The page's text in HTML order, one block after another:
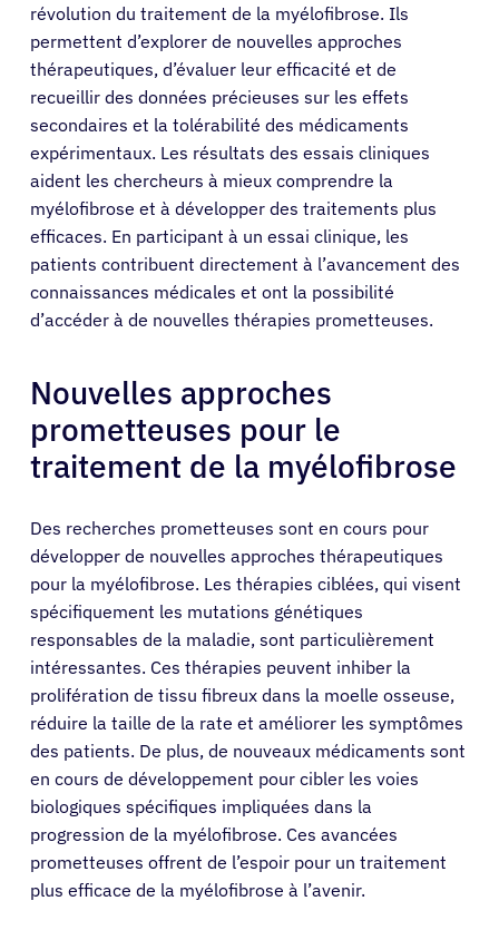
révolution du traitement de la myélofibrose. Ils
permettent d’explorer de nouvelles approches
thérapeutiques, d’évaluer leur efficacité et de
recueillir des données précieuses sur les effets
secondaires et la tolérabilité des médicaments
expérimentaux. Les résultats des essais cliniques
aident les chercheurs à mieux comprendre la
myélofibrose et à développer des traitements plus
efficaces. En participant à un essai clinique, les
patients contribuent directement à l’avancement des
connaissances médicales et ont la possibilité
d’accéder à de nouvelles thérapies prometteuses.
Nouvelles approches
prometteuses pour le
traitement de la myélofibrose
Des recherches prometteuses sont en cours pour
développer de nouvelles approches thérapeutiques
pour la myélofibrose. Les thérapies ciblées, qui visent
spécifiquement les mutations génétiques
responsables de la maladie, sont particulièrement
intéressantes. Ces thérapies peuvent inhiber la
prolifération de tissu fibreux dans la moelle osseuse,
réduire la taille de la rate et améliorer les symptômes
des patients. De plus, de nouveaux médicaments sont
en cours de développement pour cibler les voies
biologiques spécifiques impliquées dans la
progression de la myélofibrose. Ces avancées
prometteuses offrent de l’espoir pour un traitement
plus efficace de la myélofibrose à l’avenir.